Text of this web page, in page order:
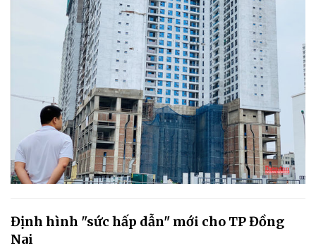
Định hình "sức hấp dẫn" mới cho TP Đồng
Nai